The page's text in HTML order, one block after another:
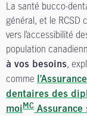
La santé bucco-
général, et le RCSD
vers l’accessibilité
population
à vos besoins,
comme
dentaires des
moi MC Assurance